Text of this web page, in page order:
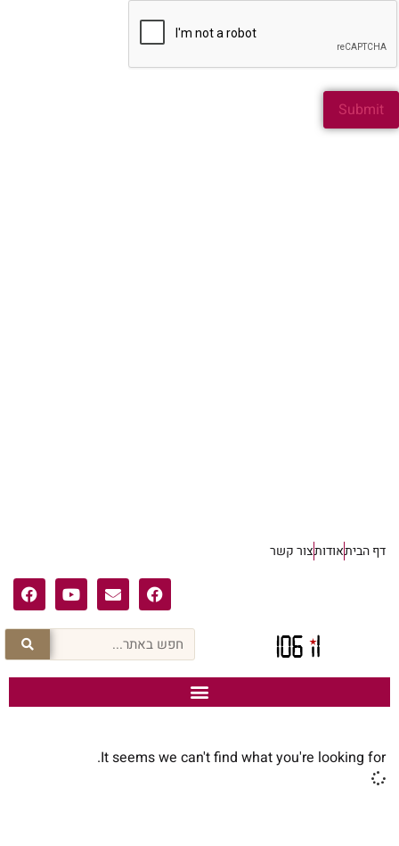
דף הביתאודותצור קשר
It seems we can't find what you're looking for.